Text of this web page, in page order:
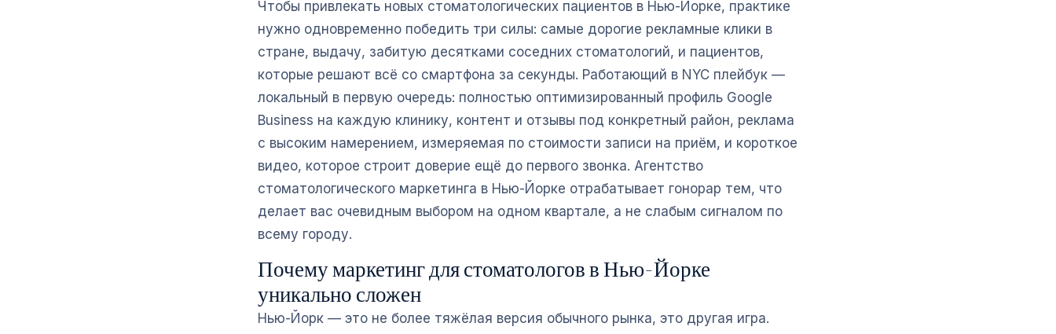
Чтобы привлекать новых стоматологических пациентов в Нью-Йорке, практике
нужно одновременно победить три силы: самые дорогие рекламные клики в
стране, выдачу, забитую десятками соседних стоматологий, и пациентов,
которые решают всё со смартфона за секунды. Работающий в NYC плейбук —
локальный в первую очередь: полностью оптимизированный профиль Google
Business на каждую клинику, контент и отзывы под конкретный район, реклама
с высоким намерением, измеряемая по стоимости записи на приём, и короткое
видео, которое строит доверие ещё до первого звонка. Агентство
стоматологического маркетинга в Нью-Йорке отрабатывает гонорар тем, что
делает вас очевидным выбором на одном квартале, а не слабым сигналом по
всему городу.
Почему маркетинг для стоматологов в Нью-Йорке
уникально сложен
Нью-Йорк — это не более тяжёлая версия обычного рынка, это другая игра.